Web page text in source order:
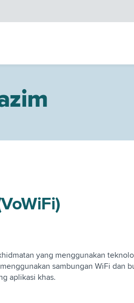
yang menggunakan
sambungan WiFi dan
aplikasi khas.